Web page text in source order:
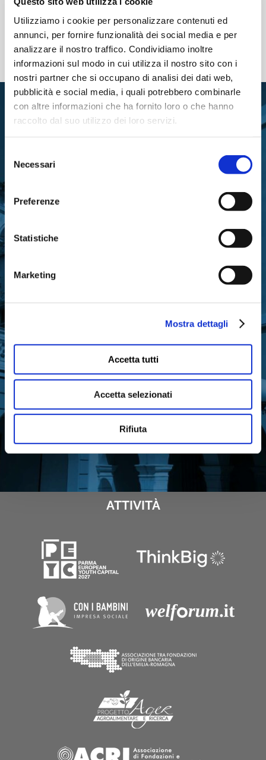
Utilizziamo i cookie per personalizzare contenuti ed
annunci, per fornire funzionalità dei social media e per
analizzare il nostro traffico. Condividiamo inoltre
informazioni sul modo in cui utilizza il nostro sito con i
nostri partner che si occupano di analisi dei dati web,
pubblicità e social media, i quali potrebbero combinarle
con altre informazioni che ha fornito loro o che hanno
raccolto dal suo utilizzo dei loro servizi.
del
consenso
Necessari
Preferenze
Statistiche
Marketing
Mostra dettagli
Accetta tutti
Accetta selezionati
Rifiuta
13 Febbraio 2023
Iscriviti gratuitamente alla nostra newsletter
per ricevere gli aggiornamenti
sull’attività di Fondazione Cariparma
ISCRIVITI ORA
ATTIVITÀ